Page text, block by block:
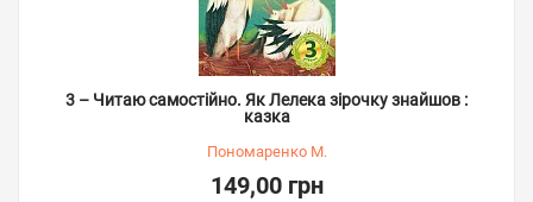
3 – Читаю самостійно. Як Лелека зірочку знайшов :
казка
Пономаренко М.
149,00 грн